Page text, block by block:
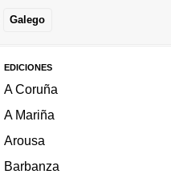
Galego
EDICIONES
A Coruña
A Mariña
Arousa
Barbanza